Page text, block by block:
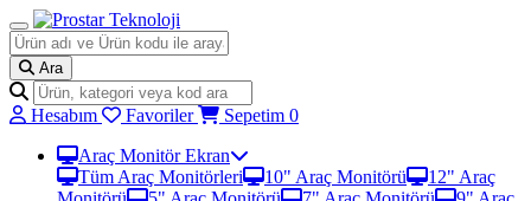
Ara
Hesabım Favoriler Sepetim 0
Araç Monitör Ekran
Tüm Araç Monitörleri
10" Araç Monitörü
12" Araç